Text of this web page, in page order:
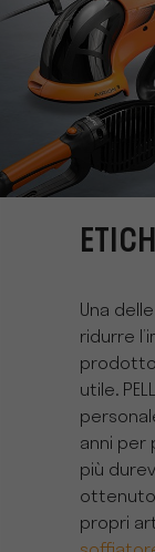
Una
ridurre
prodotto
utile.
anni per
più
ottenuto
propri